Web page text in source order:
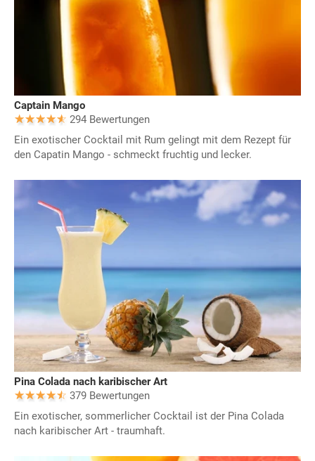
Captain Mango
294 Bewertungen
Ein exotischer Cocktail mit Rum gelingt mit dem Rezept für
den Capatin Mango - schmeckt fruchtig und lecker.
Pina Colada nach karibischer Art
379 Bewertungen
Ein exotischer, sommerlicher Cocktail ist der Pina Colada
nach karibischer Art - traumhaft.